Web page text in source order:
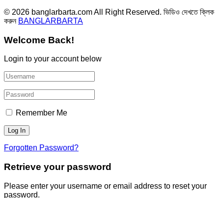
© 2026 banglarbarta.com All Right Reserved. ভিডিও দেখতে ক্লিক
করুন BANGLARBARTA
Welcome Back!
Login to your account below
Remember Me
Forgotten Password?
Retrieve your password
Please enter your username or email address to reset your
password.